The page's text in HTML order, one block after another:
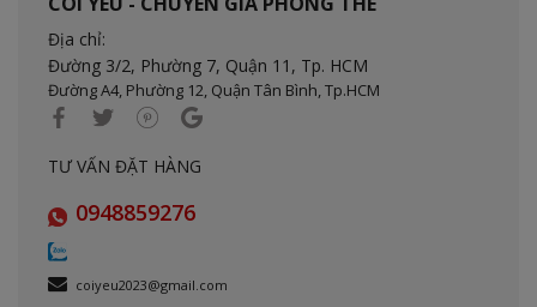
Địa chỉ:
Đường 3/2, Phường 7, Quận 11, Tp. HCM
Đường A4, Phường 12, Quận Tân Bình, Tp.HCM
TƯ VẤN ĐẶT HÀNG
0948859276
coiyeu2023@gmail.com